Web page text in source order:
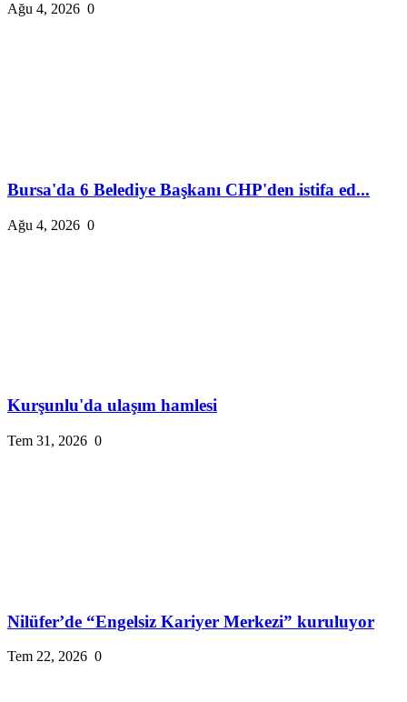
Ağu 4, 2026 0
Bursa'da 6 Belediye Başkanı CHP'den istifa ed...
Ağu 4, 2026 0
Kurşunlu'da ulaşım hamlesi
Tem 31, 2026 0
Nilüfer’de “Engelsiz Kariyer Merkezi” kuruluyor
Tem 22, 2026 0